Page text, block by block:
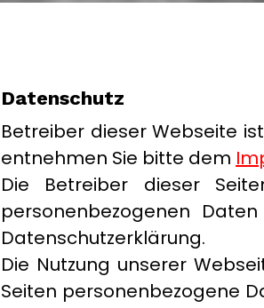
Datenschutz
Betreiber dieser Webseite
entnehmen Sie bitte dem
Die Betreiber dieser
personenbezogenen
Datenschutzerklärung.
Die Nutzung unserer
Seiten personenbezogene